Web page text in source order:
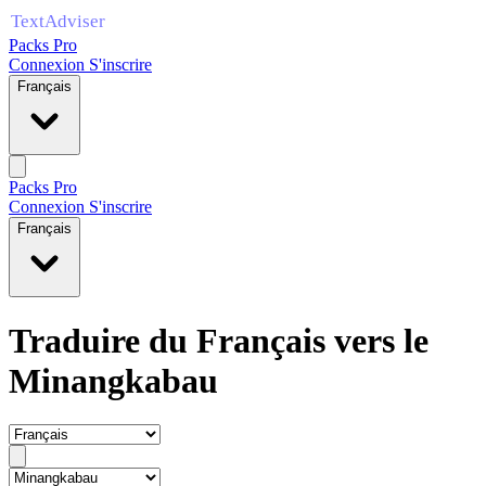
Packs Pro
Connexion S'inscrire
Français
Packs Pro
Connexion S'inscrire
Français
Traduire du Français vers le
Minangkabau